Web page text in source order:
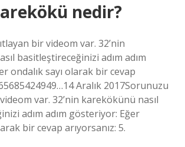
nedir?
bir videom var. 32’nin
basitleştireceğinizi adım adım
ondalık sayı olarak bir cevap
Aralık 2017Sorunuzu
var. 32’nin karekökünü nasıl
adım adım gösteriyor: Eğer
bir cevap arıyorsanız: 5.